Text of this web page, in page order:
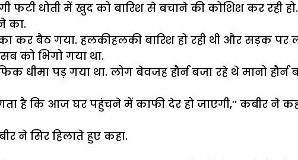
फटी धोती में खुद को बारिश से बचाने की कोशिश कर रही
का.
कर बैठ गया. हलकीहलकी बारिश हो रही थी और सड़क पर
को भिगो गया था.
धीमा पड़ गया था. लोग बेवजह हौर्न बजा रहे थे मानो
लगता है कि आज घर पहुंचने में काफी देर हो जाएगी,’’ कबीर ने
ने सिर हिलाते हुए कहा.